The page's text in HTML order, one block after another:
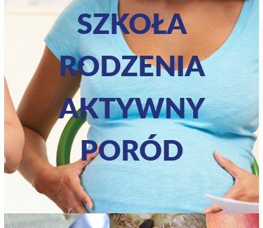
SZKOŁA
RODZENIA
AKTYWNY
PORÓD